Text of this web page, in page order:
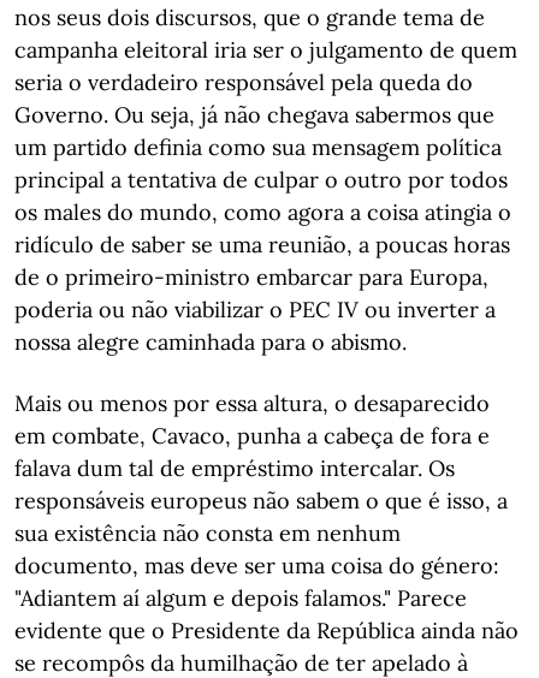
nos seus dois discursos, que o grande tema de
campanha eleitoral iria ser o julgamento de quem
seria o verdadeiro responsável pela queda do
Governo. Ou seja, já não chegava sabermos que
um partido definia como sua mensagem política
principal a tentativa de culpar o outro por todos
os males do mundo, como agora a coisa atingia o
ridículo de saber se uma reunião, a poucas horas
de o primeiro-ministro embarcar para Europa,
poderia ou não viabilizar o PEC IV ou inverter a
nossa alegre caminhada para o abismo.
Mais ou menos por essa altura, o desaparecido
em combate, Cavaco, punha a cabeça de fora e
falava dum tal de empréstimo intercalar. Os
responsáveis europeus não sabem o que é isso, a
sua existência não consta em nenhum
documento, mas deve ser uma coisa do género:
"Adiantem aí algum e depois falamos." Parece
evidente que o Presidente da República ainda não
se recompôs da humilhação de ter apelado à